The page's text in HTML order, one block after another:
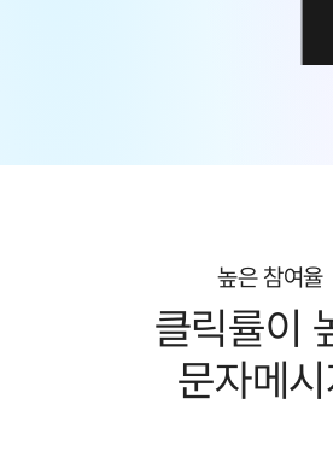
높은 참여율
클릭률이
문자메시